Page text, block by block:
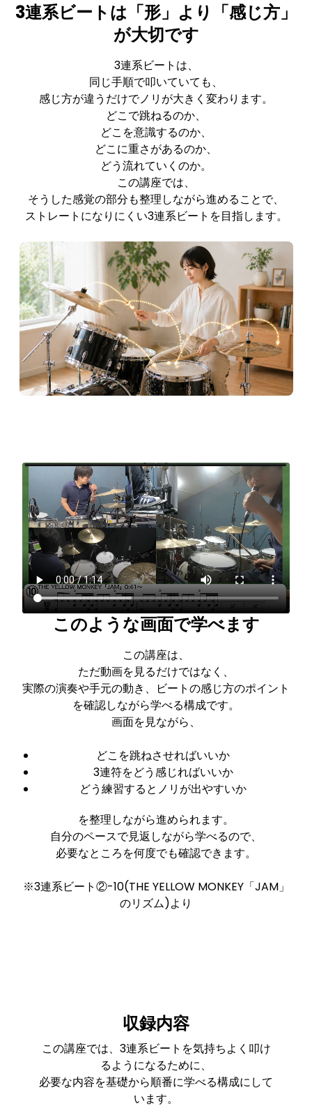
3連系ビートは「形」より「感じ方」
が大切です
3連系ビートは、
同じ手順で叩いていても、
感じ方が違うだけでノリが大きく変わります。
どこで跳ねるのか、
どこを意識するのか、
どこに重さがあるのか、
どう流れていくのか。
この講座では、
そうした感覚の部分も整理しながら進めることで、
ストレートになりにくい3連系ビートを目指します。
このような画面で学べます
この講座は、
ただ動画を見るだけではなく、
実際の演奏や手元の動き、ビートの感じ方のポイント
を確認しながら学べる構成です。
画面を見ながら、
どこを跳ねさせればいいか
3連符をどう感じればいいか
どう練習するとノリが出やすいか
を整理しながら進められます。
自分のペースで見返しながら学べるので、
必要なところを何度でも確認できます。
※3連系ビート②-10(THE YELLOW MONKEY「JAM」
のリズム)より
収録内容
この講座では、3連系ビートを気持ちよく叩け
るようになるために、
必要な内容を基礎から順番に学べる構成にして
います。